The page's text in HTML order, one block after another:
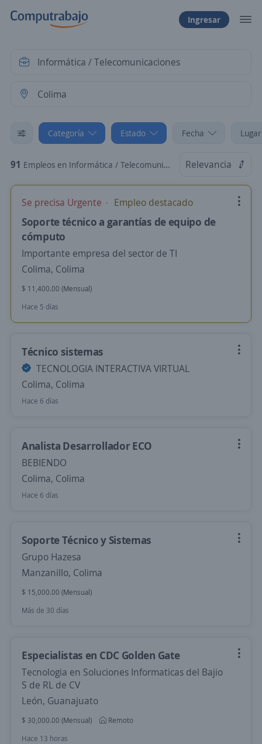
Ingresar
Categoría Estado Fecha
91 Empleos en Informática / Telecomunicaciones en Colima Relevancia
Se precisa Urgente Empleo destacado
Soporte técnico a garantías de equipo de
cómputo
Importante empresa del sector de TI
Colima, Colima
$ 11,400.00 (Mensual)
Hace 5 días
Técnico sistemas
TECNOLOGIA INTERACTIVA VIRTUAL
Colima, Colima
Hace 6 días
Analista Desarrollador ECO
BEBIENDO
Colima, Colima
Hace 6 días
Soporte Técnico y Sistemas
Grupo Hazesa
Manzanillo, Colima
$ 15,000.00 (Mensual)
Más de 30 días
Especialistas en CDC Golden Gate
Tecnologia en Soluciones Informaticas del Bajio
S de RL de CV
León, Guanajuato
$ 30,000.00 (Mensual)
Remoto
Hace 13 horas